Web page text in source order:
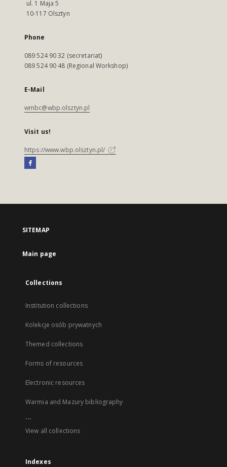
ul. 1 Maja 5
10-117 Olsztyn
Phone
089 524 90 32 (secretariat)
089 524 90 48 (Regional Workshop)
E-Mail
wmbc@wbp.olsztyn.pl
Visit us!
https://www.wbp.olsztyn.pl/
SITEMAP
Main page
Collections
Institution collections
Kolekcje osób prywatnych
Themed collections
Forms of resources
Electronic resources
Warmia and Mazury bibliography
...
View all collections
Indexes